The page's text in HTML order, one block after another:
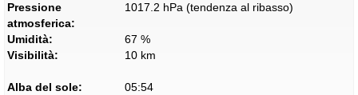
Pressione
atmosferica:
1017.2 hPa (tendenza al ribasso)
Umidità:
67 %
Visibilità:
10 km
Alba del sole:
05:54